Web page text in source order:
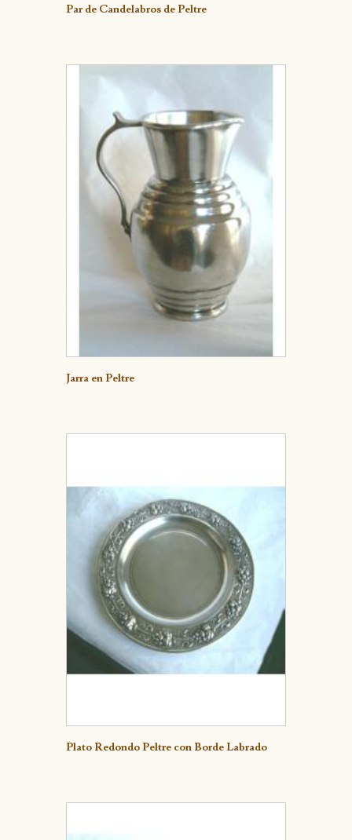
Detalle
Par de Candelabros de Peltre
Detalle
Jarra en Peltre
Detalle
Plato Redondo Peltre con Borde Labrado